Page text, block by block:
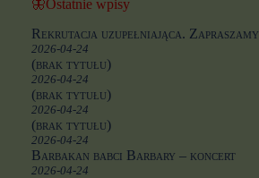
🦋Ostatnie wpisy
Rekrutacja uzupełniająca. Zapraszamy
2026-04-24
(brak tytułu)
2026-04-24
(brak tytułu)
2026-04-24
(brak tytułu)
2026-04-24
Barbakan babci Barbary – koncert
2026-04-24